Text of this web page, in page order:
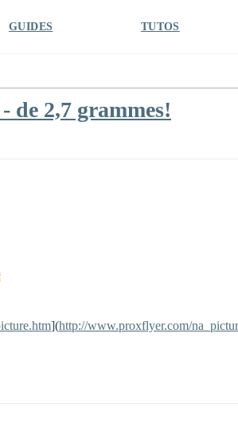
GUIDES TUTOS
de 2,7 grammes!
](http://www.proxflyer.com/